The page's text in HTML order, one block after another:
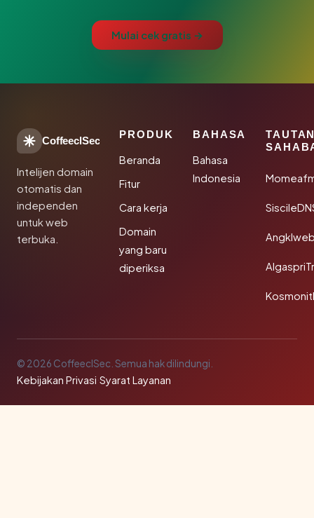
Mulai cek gratis →
CoffeeclSec
Intelijen domain
otomatis dan
independen
untuk web
terbuka.
PRODUK
Beranda
Fitur
Cara kerja
Domain
yang baru
diperiksa
BAHASA
Bahasa
Indonesia
© 2026 CoffeeclSec. Semua hak dilindungi.
Kebijakan Privasi·Syarat Layanan